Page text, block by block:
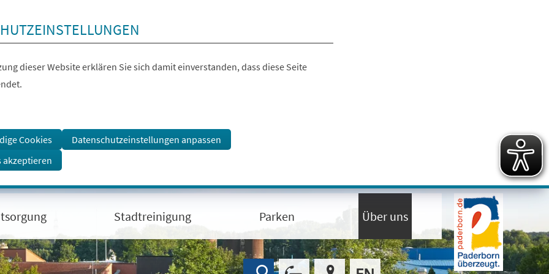
dieser Website erklären Sie sich damit einverstanden, dass diese Seite
Cookies
Datenschutzeinstellungen anpassen
akzeptieren
Stadtreinigung Parken Über uns